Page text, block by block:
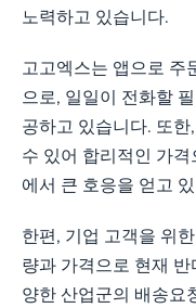
노력하고 있습니다.
고고엑스는 앱으로 주
으로, 일일이 전화할
공하고 있습니다. 또
수 있어 합리적인 가
에서 큰 호응을 얻고
한편, 기업 고객을 위
량과 가격으로 현재
양한 산업군의 배송요